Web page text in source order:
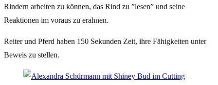
Rindern arbeiten zu können, das Rind zu ”lesen” und seine
Reaktionen im voraus zu erahnen.
Reiter und Pferd haben 150 Sekunden Zeit, ihre Fähigkeiten unter
Beweis zu stellen.